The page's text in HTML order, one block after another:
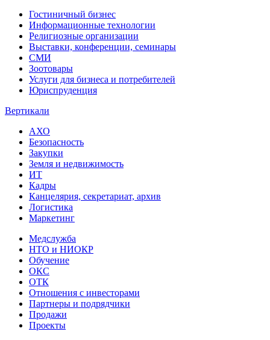
Гостиничный бизнес
Информационные технологии
Религиозные организации
Выставки, конференции, семинары
СМИ
Зоотовары
Услуги для бизнеса и потребителей
Юриспруденция
Вертикали
АХО
Безопасность
Закупки
Земля и недвижимость
ИТ
Кадры
Канцелярия, секретариат, архив
Логистика
Маркетинг
Медслужба
НТО и НИОКР
Обучение
ОКС
ОТК
Отношения с инвесторами
Партнеры и подрядчики
Продажи
Проекты